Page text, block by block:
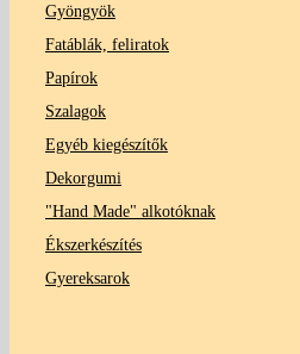
Gyöngyök
Fatáblák, feliratok
Papírok
Szalagok
Egyéb kiegészítők
Dekorgumi
"Hand Made" alkotóknak
Ékszerkészítés
Gyereksarok